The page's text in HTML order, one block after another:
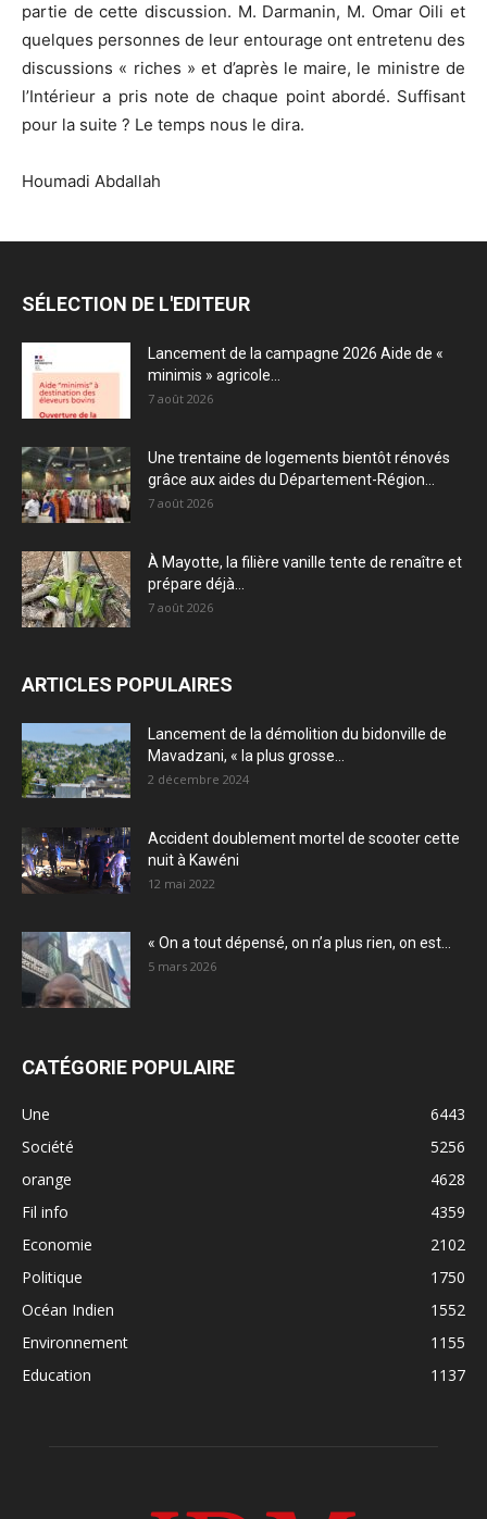
partie de cette discussion. M. Darmanin, M. Omar Oili et
quelques personnes de leur entourage ont entretenu des
discussions « riches » et d’après le maire, le ministre de
l’Intérieur a pris note de chaque point abordé. Suffisant
pour la suite ? Le temps nous le dira.
Houmadi Abdallah
SÉLECTION DE L'EDITEUR
Lancement de la campagne 2026 Aide de «
minimis » agricole...
7 août 2026
Une trentaine de logements bientôt rénovés
grâce aux aides du Département-Région...
7 août 2026
À Mayotte, la filière vanille tente de renaître et
prépare déjà...
7 août 2026
ARTICLES POPULAIRES
Lancement de la démolition du bidonville de
Mavadzani, « la plus grosse...
2 décembre 2024
Accident doublement mortel de scooter cette
nuit à Kawéni
12 mai 2022
« On a tout dépensé, on n’a plus rien, on est...
5 mars 2026
CATÉGORIE POPULAIRE
Une
6443
Société
5256
orange
4628
Fil info
4359
Economie
2102
Politique
1750
Océan Indien
1552
Environnement
1155
Education
1137